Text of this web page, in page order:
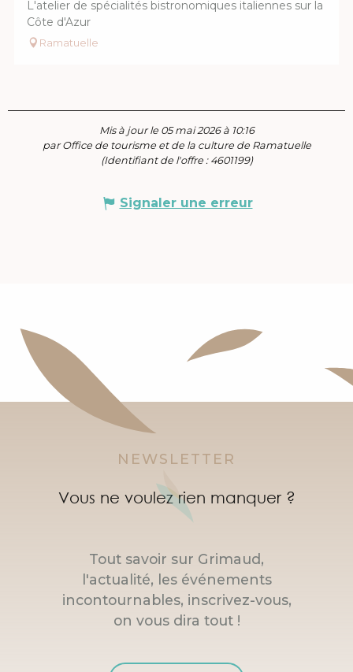
L'atelier de spécialités bistronomiques italiennes sur la
Côte d'Azur
Ramatuelle
Mis à jour le 05 mai 2026 à 10:16
par Office de tourisme et de la culture de Ramatuelle
(Identifiant de l'offre : 4601199)
Signaler une erreur
NEWSLETTER
Vous ne voulez rien manquer ?
Tout savoir sur Grimaud,
l'actualité, les événements
incontournables, inscrivez-vous,
on vous dira tout !